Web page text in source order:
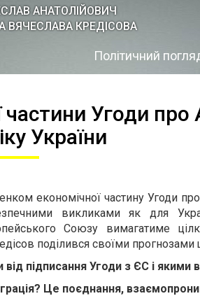
АНАТОЛІЙОВИЧ
ВЯЧЕСЛАВА КРЕДІСОВА
Політичний
Угоди про
України
економічної частину Угоди
викликами як для
Союзу вимагатиме
поділився своїми
підписання Угоди з ЄС і якими
Це поєднання,